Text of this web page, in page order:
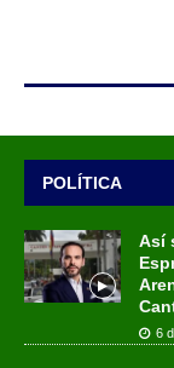
POLÍTICA
Así
6